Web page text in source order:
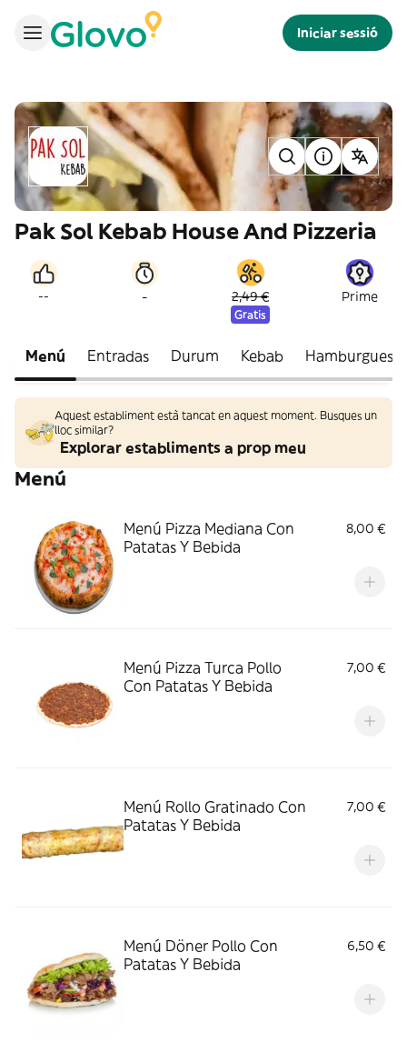
Iniciar sessió
Pak Sol Kebab House And Pizzeria
-- - 2,49 €
Gratis
Prime
Menú Entradas Durum Kebab Hamburguesas
Aquest establiment està tancat en aquest moment. Busques un
lloc similar?
Explorar establiments a prop meu
Menú
Menú Pizza Mediana Con
Patatas Y Bebida
8,00 €
Menú Pizza Turca Pollo
Con Patatas Y Bebida
7,00 €
Menú Rollo Gratinado Con
Patatas Y Bebida
7,00 €
Menú Döner Pollo Con
Patatas Y Bebida
6,50 €